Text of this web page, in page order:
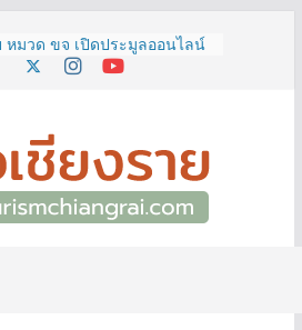
หมวด ขจ เปิดประมูลออนไลน์
เลขเด่น เลขมงคล ความหมาย
าย ที่ไม่ควรพลาด!
.ค.นี้ เตรียมพบกับมหกรรมสุด
งปี “อุตสาหกรรมแฟร์ ล้านนา
2026”
ยงราย เยี่ยมชม “ป๊ะกาด Vol.2”